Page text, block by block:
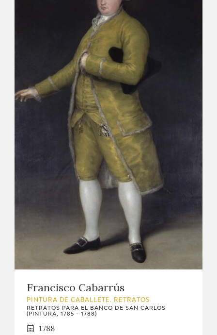
Francisco Cabarrús
PINTURA DE CABALLETE. RETRATOS
RETRATOS PARA EL BANCO DE SAN CARLOS
(PINTURA, 1785 - 1788)
1788